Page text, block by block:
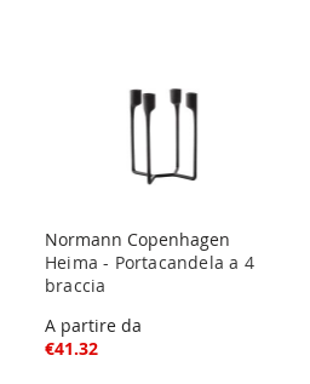
Normann Copenhagen
Heima - Portacandela a 4
braccia
A partire da
€41.32